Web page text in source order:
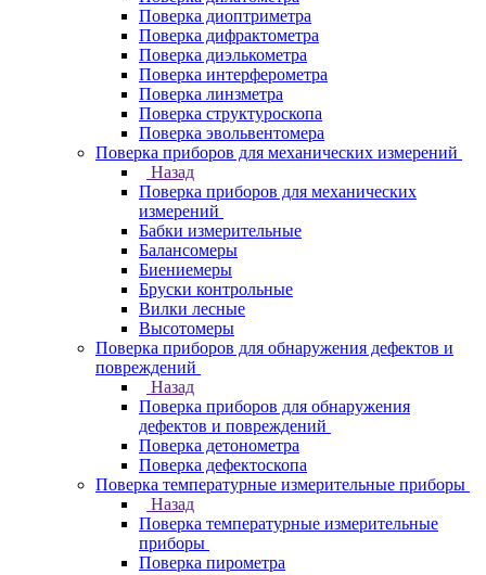
Поверка диоптриметра
Поверка дифрактометра
Поверка диэлькометра
Поверка интерферометра
Поверка линзметра
Поверка структуроскопа
Поверка эвольвентомера
Поверка приборов для механических измерений
Назад
Поверка приборов для механических
измерений
Бабки измерительные
Балансомеры
Биениемеры
Бруски контрольные
Вилки лесные
Высотомеры
Поверка приборов для обнаружения дефектов и
повреждений
Назад
Поверка приборов для обнаружения
дефектов и повреждений
Поверка детонометра
Поверка дефектоскопа
Поверка температурные измерительные приборы
Назад
Поверка температурные измерительные
приборы
Поверка пирометра